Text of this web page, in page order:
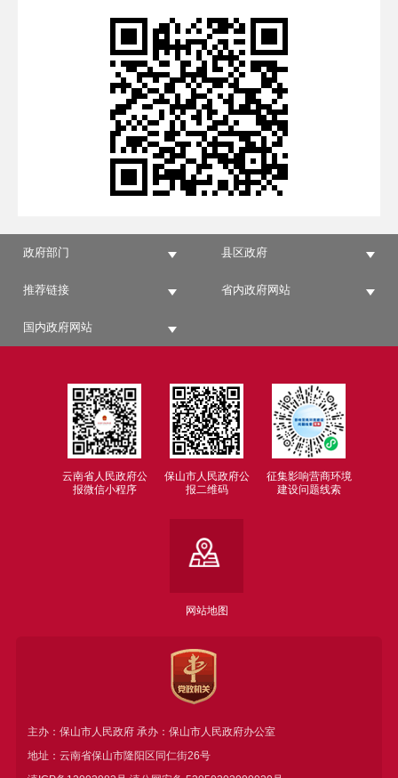
政府部门 县区政府
推荐链接 省内政府网站
国内政府网站
云南省人民政府公
报微信小程序
保山市人民政府公
报二维码
征集影响营商环境
建设问题线索
网站地图
主办：保山市人民政府 承办：保山市人民政府办公室
地址：云南省保山市隆阳区同仁街26号